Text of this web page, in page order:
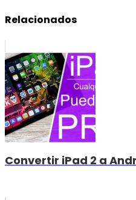
Relacionados
Convertir iPad 2 a